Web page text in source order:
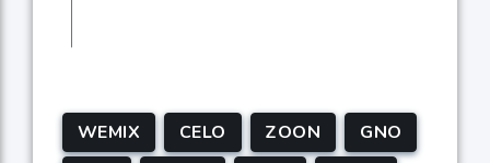
WEMIX CELO ZOON
GNO